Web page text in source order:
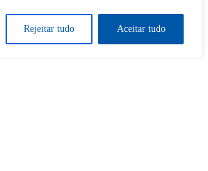
Rejeitar tudo Aceitar tudo